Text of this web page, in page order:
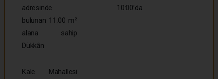
adresinde
bulunan 11.00 m²
alana sahip
Dükkân
10:00’da
Kale Mahallesi